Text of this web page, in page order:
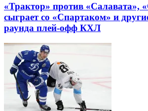
«Трактор» против «Салавата»,
сыграет со «Спартаком» и
раунда плей-офф КХЛ